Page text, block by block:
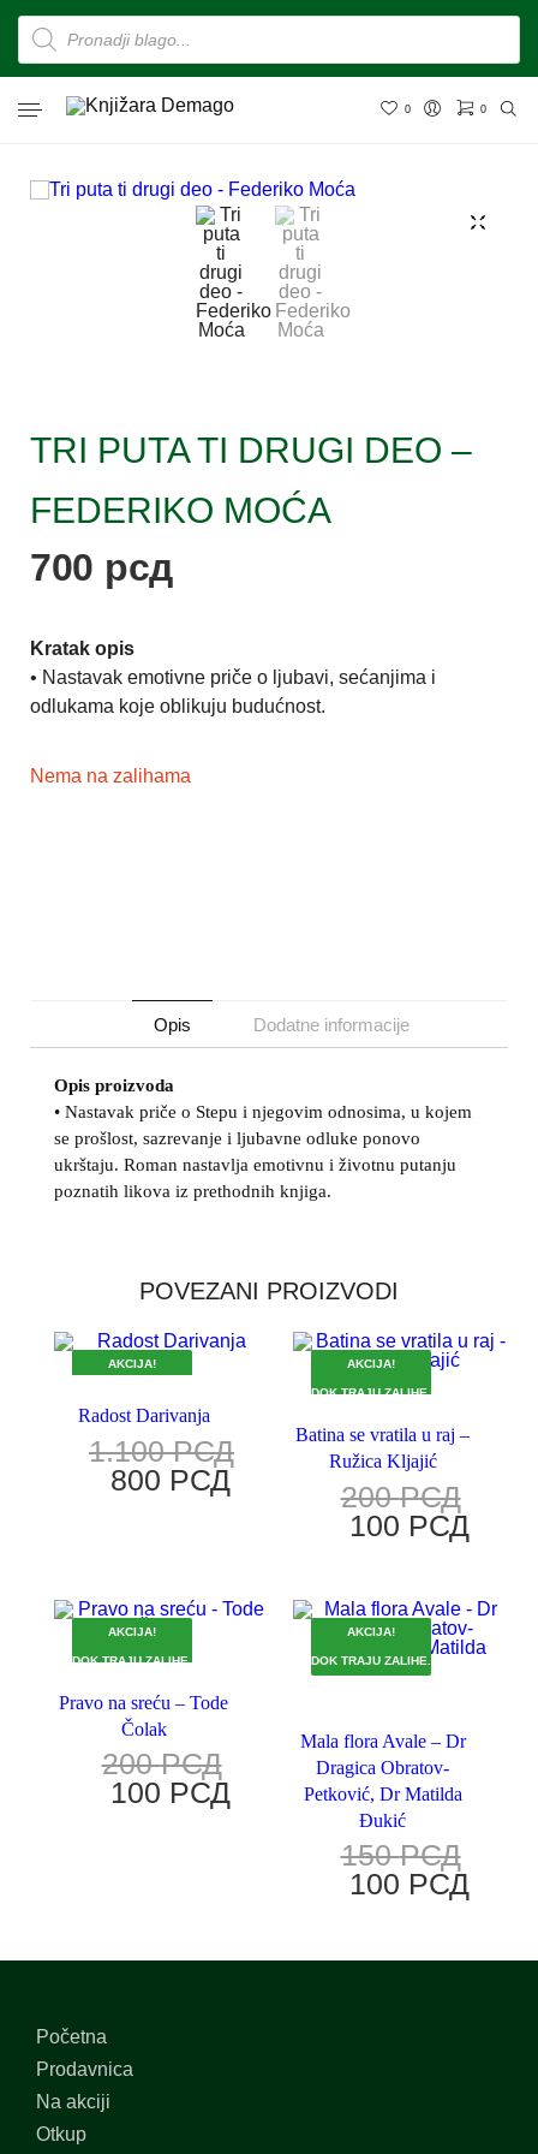
0 0
TRI PUTA TI DRUGI DEO –
FEDERIKO MOĆA
700 рсд
Kratak opis
• Nastavak emotivne priče o ljubavi, sećanjima i
odlukama koje oblikuju budućnost.
Nema na zalihama
Opis Dodatne informacije
Opis proizvoda
• Nastavak priče o Stepu i njegovim odnosima, u kojem
se prošlost, sazrevanje i ljubavne odluke ponovo
ukrštaju. Roman nastavlja emotivnu i životnu putanju
poznatih likova iz prethodnih knjiga.
POVEZANI PROIZVODI
AKCIJA!
Radost Darivanja
1.100РСД
800 РСД
AKCIJA!
DOK TRAJU ZALIHE.
Batina se vratila u raj –
Ružica Kljajić
200РСД
100 РСД
AKCIJA!
DOK TRAJU ZALIHE.
Pravo na sreću – Tode
Čolak
200РСД
100 РСД
AKCIJA!
DOK TRAJU ZALIHE.
Mala flora Avale – Dr
Dragica Obratov-
Petković, Dr Matilda
Đukić
150РСД
100 РСД
Početna
Prodavnica
Na akciji
Otkup